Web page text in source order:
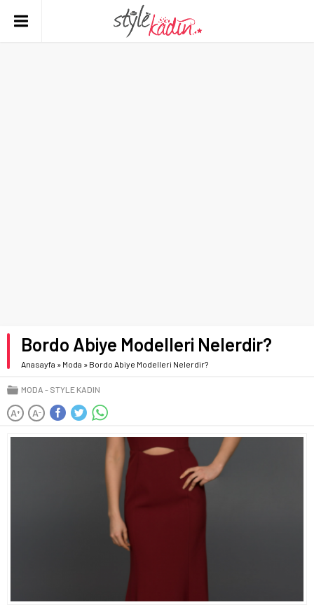
Bordo Abiye Modelleri Nelerdir?
Anasayfa » Moda » Bordo Abiye Modelleri Nelerdir?
MODA STYLE KADIN
A+ A-